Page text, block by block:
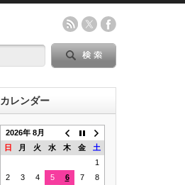
カレンダー
2026年 8月
日
月 火 水 木 金
土
1
2
3 4 5 6 7
8